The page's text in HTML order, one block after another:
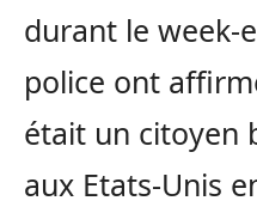
durant le week-
police ont
était un citoyen
aux Etats-Unis